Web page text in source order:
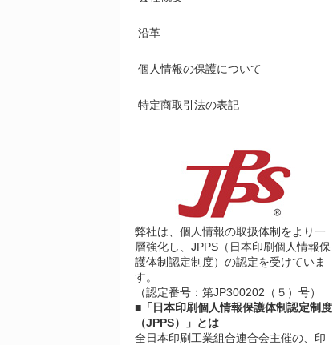
沿革
個人情報の保護について
特定商取引法の表記
弊社は、個人情報の取扱体制をより一
層強化し、JPPS（日本印刷個人情報保
護体制認定制度）の認定を受けていま
す。
（認定番号：第JP300202（５）号）
■「日本印刷個人情報保護体制認定制度
（JPPS）」とは
全日本印刷工業組合連合会主催の、印